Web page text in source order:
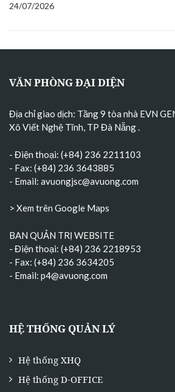
24/07/2026
VĂN PHÒNG ĐẠI DIỆN
Địa chỉ giao dịch: Tầng 9 tòa nhà EVN
Xô Viết Nghệ Tĩnh, TP Đà Nẵng.
- Điện thoại: (+84) 236 2211103
- Fax: (+84) 236 3643885
- Email: avuongjsc@avuong.com
> Xem trên Google Maps
BAN QUẢN TRỊ WEBSITE
- Điện thoại: (+84) 236 2218953
- Fax: (+84) 236 3634205
- Email: p4@avuong.com
HỆ THỐNG QUẢN LÝ
Hệ thống XHQ
Hệ thống D-OFFICE